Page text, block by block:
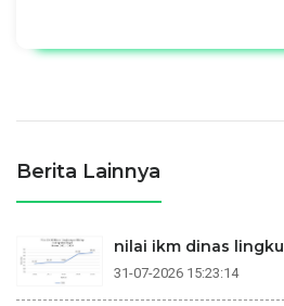
Berita Lainnya
nilai ikm dinas
31-07-2026 15:23:14